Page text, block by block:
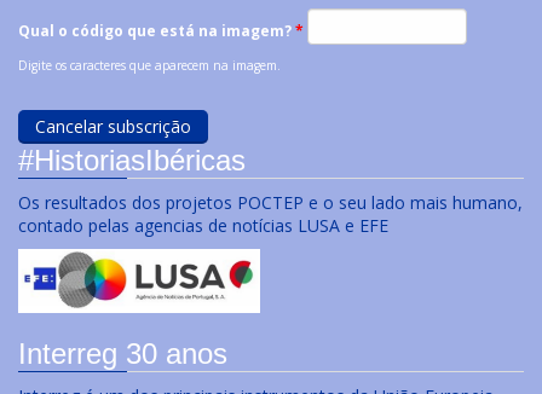
Qual o código que está na imagem?*
Digite os caracteres que aparecem na imagem.
#HistoriasIbéricas
Os resultados dos projetos POCTEP e o seu lado mais humano,
contado pelas agencias de notícias LUSA e EFE
Interreg 30 anos